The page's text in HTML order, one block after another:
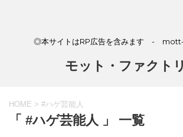
◎本サイトはRP広告を含みます -
モット・ファクト
HOME > #ハゲ芸能人
「 #ハゲ芸能人 」 一覧